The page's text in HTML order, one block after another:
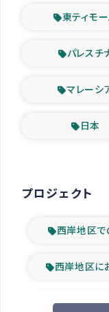
東ティモ
パレスチ
マレーシ
日本
プロジェクト
西岸地区で
西岸地区に